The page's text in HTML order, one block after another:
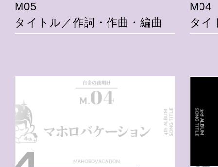
M05
タイトル／作詞・作曲・編曲
M04
タイ